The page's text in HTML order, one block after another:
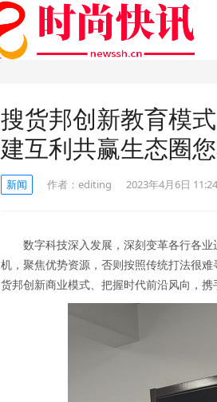
搜货邦创新教育模
建互利共赢生态圈
新闻 作者： editing 2023年4月6日 11:24
数字科技深入发展，深刻变革各行各
机，聚焦优势资源，否则按照传统打法很
货邦创新商业模式、把握时代前沿风向，